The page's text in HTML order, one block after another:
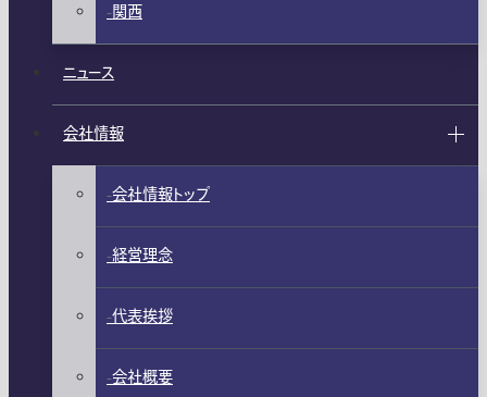
関西
ニュース
会社情報
会社情報トップ
経営理念
代表挨拶
会社概要